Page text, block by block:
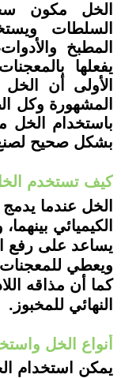
الخل مكون
السلطات
المطبخ
يفعلها
الأولى أن
المشهورة وكل
باستخدام الخل
بشكل صحيح
كيف تستخدم
الخل عندما
الكيميائي
يساعد على رفع
ويعطي
كما أن مذاقه
النهائي للمخبوز.
أنواع الخل
يمكن استخدام